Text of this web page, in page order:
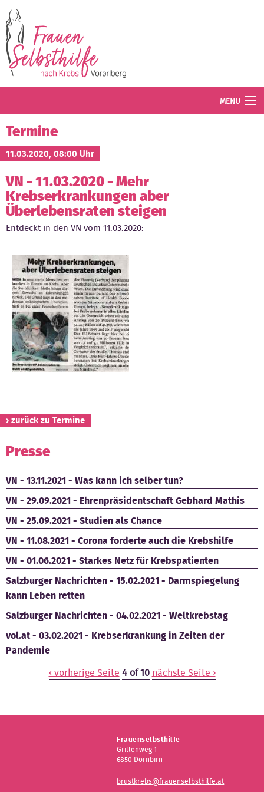
MENU
Termine
Blog
Angebot
Wissenswertes
Der Verein
Mitglied werden
Kontakt
Termine
11.03.2020, 08:00 Uhr
VN - 11.03.2020 - Mehr
Krebserkrankungen aber
Überlebensraten steigen
Entdeckt in den VN vom 11.03.2020:
› zurück zu Termine
Presse
VN - 13.11.2021 - Was kann ich selber tun?
VN - 29.09.2021 - Ehrenpräsidentschaft Gebhard Mathis
VN - 25.09.2021 - Studien als Chance
VN - 11.08.2021 - Corona forderte auch die Krebshilfe
VN - 01.06.2021 - Starkes Netz für Krebspatienten
Salzburger Nachrichten - 15.02.2021 - Darmspiegelung
kann Leben retten
Salzburger Nachrichten - 04.02.2021 - Weltkrebstag
vol.at - 03.02.2021 - Krebserkrankung in Zeiten der
Pandemie
‹ vorherige Seite 4 of 10 nächste Seite ›
Frauenselbsthilfe
Grillenweg 1
6850 Dornbirn
brustkrebs@frauenselbsthilfe.at